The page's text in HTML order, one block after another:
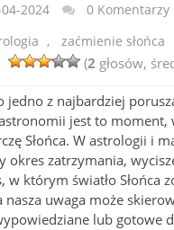
2024
0 Komentarzy
, zaćmienie słońca
(2 głosów,
jedno z najbardziej
jest to moment,
Słońca. W astrologii i
okres zatrzymania,
w którym światło Słońca
nasza uwaga może
lub gotowe